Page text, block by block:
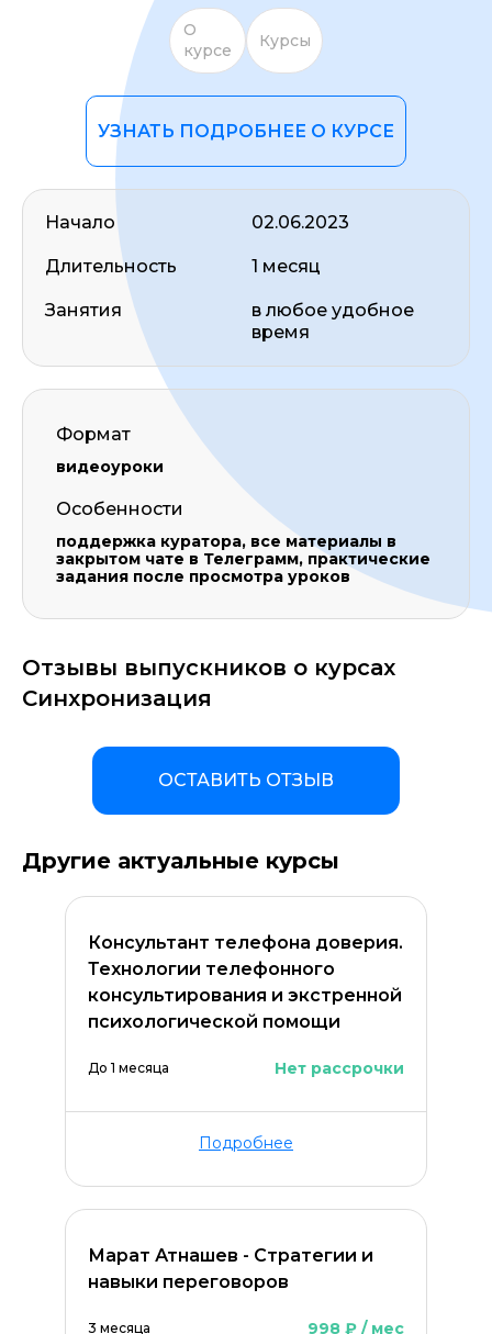
О
курсе
Курсы
УЗНАТЬ ПОДРОБНЕЕ О КУРСЕ
Начало
Длительность
Занятия
02.06.2023
1 месяц
в любое удобное
время
Формат
видеоуроки
Особенности
поддержка куратора, все материалы в
закрытом чате в Телеграмм, практические
задания после просмотра уроков
Отзывы выпускников о курсах
Синхронизация
ОСТАВИТЬ ОТЗЫВ
Другие актуальные курсы
Консультант телефона доверия.
Технологии телефонного
консультирования и экстренной
психологической помощи
До 1 месяца Нет рассрочки
Подробнее
Марат Атнашев - Стратегии и
навыки переговоров
3 месяца 998 ₽ / мес
ОСТАВИТЬ ОТЗЫВ